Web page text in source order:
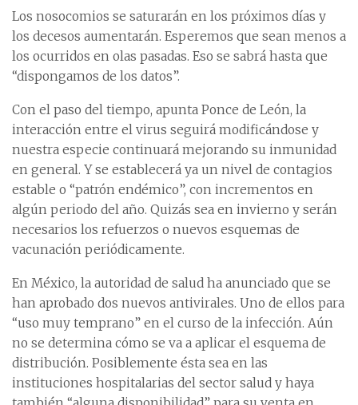
Los nosocomios se saturarán en los próximos días y
los decesos aumentarán. Esperemos que sean menos a
los ocurridos en olas pasadas. Eso se sabrá hasta que
“dispongamos de los datos”.
Con el paso del tiempo, apunta Ponce de León, la
interacción entre el virus seguirá modificándose y
nuestra especie continuará mejorando su inmunidad
en general. Y se establecerá ya un nivel de contagios
estable o “patrón endémico”, con incrementos en
algún periodo del año. Quizás sea en invierno y serán
necesarios los refuerzos o nuevos esquemas de
vacunación periódicamente.
En México, la autoridad de salud ha anunciado que se
han aprobado dos nuevos antivirales. Uno de ellos para
“uso muy temprano” en el curso de la infección. Aún
no se determina cómo se va a aplicar el esquema de
distribución. Posiblemente ésta sea en las
instituciones hospitalarias del sector salud y haya